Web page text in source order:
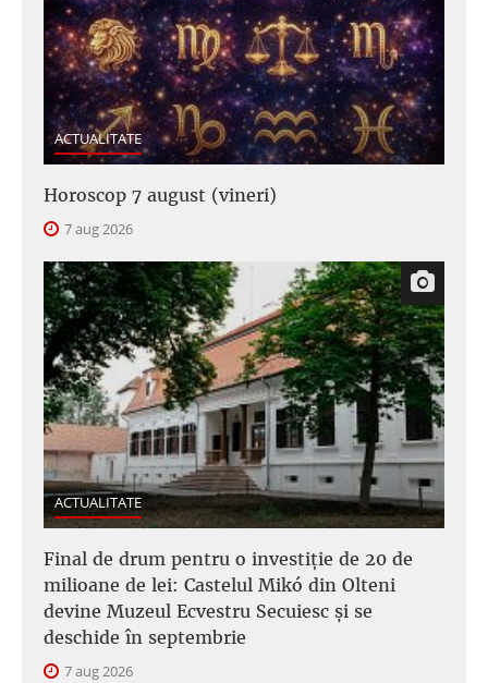
ACTUALITATE
Horoscop 7 august (vineri)
7 aug 2026
ACTUALITATE
Final de drum pentru o investiție de 20 de
milioane de lei: Castelul Mikó din Olteni
devine Muzeul Ecvestru Secuiesc și se
deschide în septembrie
7 aug 2026